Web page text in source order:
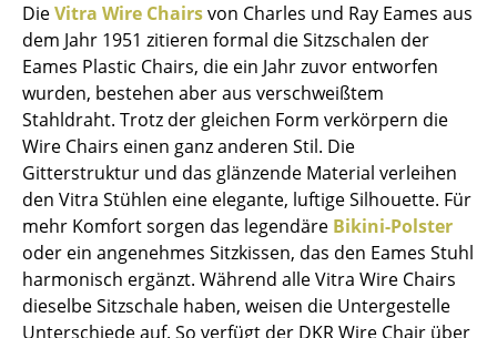
Spiegel
Figuren & Miniaturen
Vasen
Tabletts
Büroutensilien
Aufbewahrungsboxen
Decken
Kissen
DieVitra Wire Chairsvon Charles und Ray Eames aus
dem Jahr 1951 zitieren formal die Sitzschalen der
Eames Plastic Chairs, die ein Jahr zuvor entworfen
wurden, bestehen aber aus verschweißtem
Stahldraht. Trotz der gleichen Form verkörpern die
Wire Chairs einen ganz anderen Stil. Die
Gitterstruktur und das glänzende Material verleihen
den Vitra Stühlen eine elegante, luftige Silhouette. Für
mehr Komfort sorgen das legendäre Bikini-Polster
oder ein angenehmes Sitzkissen, das den Eames Stuhl
harmonisch ergänzt. Während alle Vitra Wire Chairs
dieselbe Sitzschale haben, weisen die Untergestelle
Unterschiede auf. So verfügt der DKR Wire Chair über